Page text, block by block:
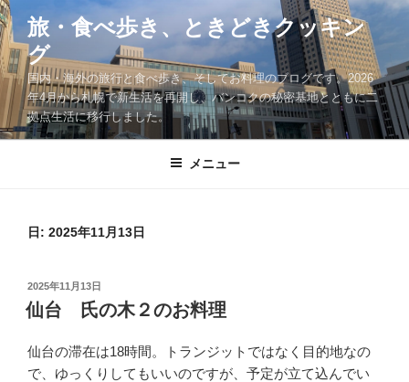
コ
ン
テ
ン
ツ
へ
ス
旅・食べ歩き、ときどきクッキン
グ
国内・海外の旅行と食べ歩き、そしてお料理のブログです。2026
年4月から札幌で新生活を再開し、バンコクの秘密基地とともに二
拠点生活に移行しました。
メニュー
日: 2025年11月13日
投
稿
日:
2025年11月13日
仙台 氏の木２のお料理
仙台の滞在は18時間。トランジットではなく目的地なの
で、ゆっくりしてもいいのですが、予定が立て込んでい